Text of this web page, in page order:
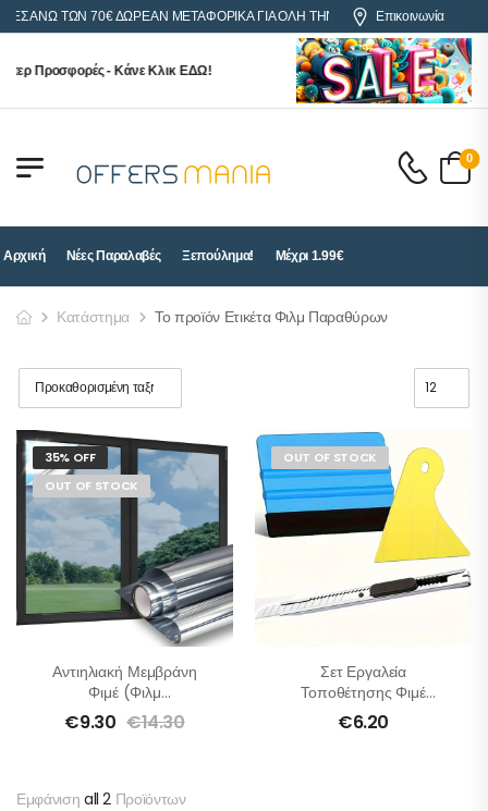
ΑΝΩ ΤΩΝ 70€ ΔΩΡΕΑΝ ΜΕΤΑΦΟΡΙΚΑ ΓΙΑ ΟΛΗ ΤΗΝ ΕΛΛΑΔΑ Επικοινωνία
Προσφορές - Κάνε Κλικ ΕΔΩ!
0
Αρχική Νέες Παραλαβές Ξεπούλημα! Μέχρι 1.99€
Κατάστημα Το προϊόν Ετικέτα Φιλμ Παραθύρων
35% OFF
OUT OF STOCK
Αντιηλιακή Μεμβράνη
Φιμέ (Φιλμ
Παραθύρων)
€9.30 €14.30
OUT OF STOCK
Σετ Εργαλεία
Τοποθέτησης Φιμέ
Μεμβρανών
€6.20
Εμφάνιση all 2 Προϊόντων